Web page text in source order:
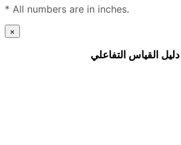
* All numbers are in inches.
×
دليل القياس التفاعلي